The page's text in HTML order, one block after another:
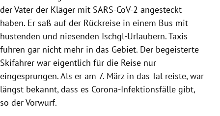
der Vater der Kläger mit SARS-CoV-2 angesteckt
haben. Er saß auf der Rückreise in einem Bus mit
hustenden und niesenden Ischgl-Urlaubern. Taxis
fuhren gar nicht mehr in das Gebiet. Der begeisterte
Skifahrer war eigentlich für die Reise nur
eingesprungen. Als er am 7. März in das Tal reiste, war
längst bekannt, dass es Corona-Infektionsfälle gibt,
so der Vorwurf.